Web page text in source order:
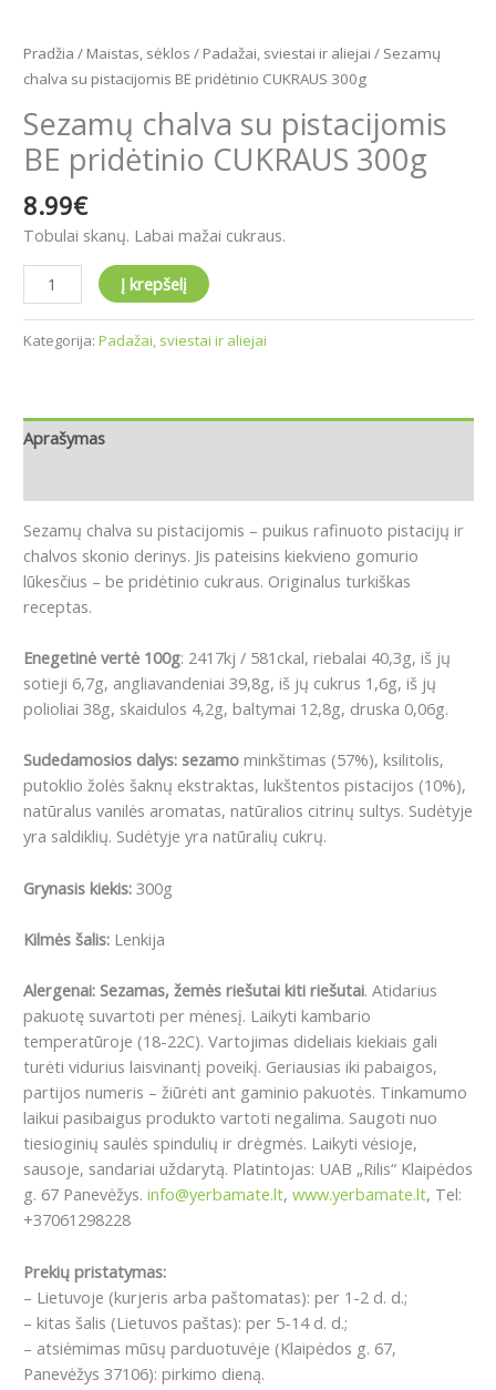
Pradžia / Maistas, sėklos / Padažai, sviestai ir aliejai / Sezamų
chalva su pistacijomis BE pridėtinio CUKRAUS 300g
Sezamų chalva su pistacijomis
BE pridėtinio CUKRAUS 300g
8.99€
Tobulai skanų. Labai mažai cukraus.
Į krepšelį
Kategorija: Padažai, sviestai ir aliejai
Aprašymas
Sezamų chalva su pistacijomis – puikus rafinuoto pistacijų ir
chalvos skonio derinys. Jis pateisins kiekvieno gomurio
lūkesčius – be pridėtinio cukraus. Originalus turkiškas
receptas.
Enegetinė vertė 100g: 2417kj / 581ckal, riebalai 40,3g, iš jų
sotieji 6,7g, angliavandeniai 39,8g, iš jų cukrus 1,6g, iš jų
polioliai 38g, skaidulos 4,2g, baltymai 12,8g, druska 0,06g.
Sudedamosios dalys: sezamo minkštimas (57%), ksilitolis,
putoklio žolės šaknų ekstraktas, lukštentos pistacijos (10%),
natūralus vanilės aromatas, natūralios citrinų sultys. Sudėtyje
yra saldiklių. Sudėtyje yra natūralių cukrų.
Grynasis kiekis: 300g
Kilmės šalis: Lenkija
Alergenai: Sezamas, žemės riešutai kiti riešutai. Atidarius
pakuotę suvartoti per mėnesį. Laikyti kambario
temperatūroje (18-22C). Vartojimas dideliais kiekiais gali
turėti vidurius laisvinantį poveikį. Geriausias iki pabaigos,
partijos numeris – žiūrėti ant gaminio pakuotės. Tinkamumo
laikui pasibaigus produkto vartoti negalima. Saugoti nuo
tiesioginių saulės spindulių ir drėgmės. Laikyti vėsioje,
sausoje, sandariai uždarytą. Platintojas: UAB „Rilis“ Klaipėdos
g. 67 Panevėžys. info@yerbamate.lt, www.yerbamate.lt, Tel:
+37061298228
Prekių pristatymas:
– Lietuvoje (kurjeris arba paštomatas): per 1-2 d. d.;
– kitas šalis (Lietuvos paštas): per 5-14 d. d.;
– atsiėmimas mūsų parduotuvėje (Klaipėdos g. 67,
Panevėžys 37106): pirkimo dieną.